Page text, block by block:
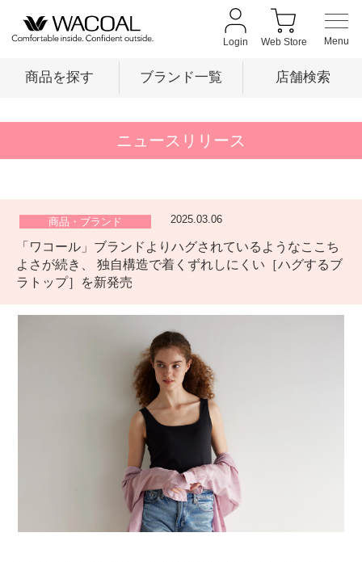
Login Web Store
商品を探す ブランド一覧 店舗検索
店舗検索
新着情報
ワコールウェブストア
公式アプリ
ニュースリリース
商品・ブランド 2025.03.06
「ワコール」ブランドよりハグされているようなここち
よさが続き、 独自構造で着くずれしにくい［ハグするブ
ラトップ］を新発売